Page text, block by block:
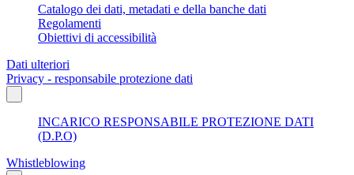
Catalogo dei dati, metadati e della banche dati
Regolamenti
Obiettivi di accessibilità
Dati ulteriori
Privacy - responsabile protezione dati
INCARICO RESPONSABILE PROTEZIONE DATI
(D.P.O)
Whistleblowing